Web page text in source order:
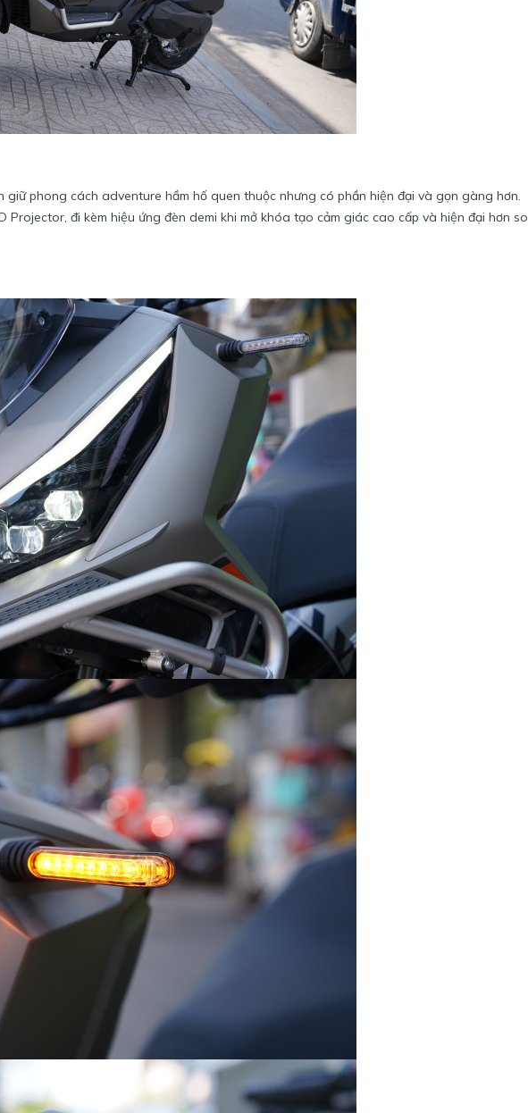
giữ phong cách adventure hầm hố quen thuộc nhưng có phần hiện đại và gọn gàng hơn.
Projector, đi kèm hiệu ứng đèn demi khi mở khóa tạo cảm giác cao cấp và hiện đại hơn